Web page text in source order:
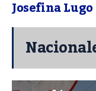
Josefina Lugo